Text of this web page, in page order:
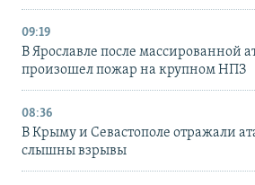
09:19
В Ярославле после массированной
произошел пожар на крупном НПЗ
08:36
В Крыму и Севастополе отражали
слышны взрывы